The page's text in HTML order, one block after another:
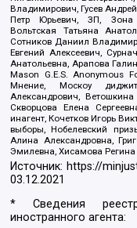
Владимирович, Гусев
Петр Юрьевич, ЗП,
Вольтская Татьяна
Сотников Даниил
Евгений Алексеевич,
Анатольевна, Арапова
Mason G.E.S. Anonymous
Мнение, Москоу
Александрович,
Скворцова Елена
инагент, Кочетков Игорь
выборы, Нобелевский
Алина Александровна,
Эмилевна, Хисамова Регина
Источник: https://
03.12.2021
* Сведения
иностранного агента: